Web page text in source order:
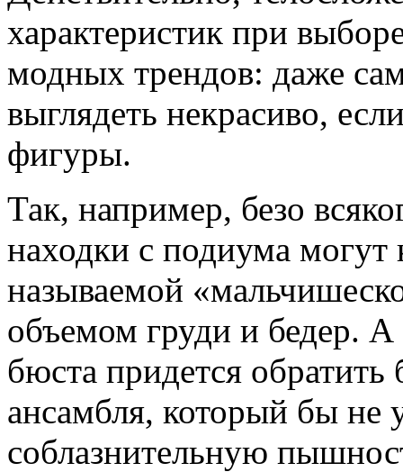
характеристик при
модных трендов: даже
выглядеть некрасиво,
фигуры.
Так, например, безо
находки с подиума могут
называемой
объемом груди и бедер.
бюста придется
ансамбля, который бы не
соблазнительную